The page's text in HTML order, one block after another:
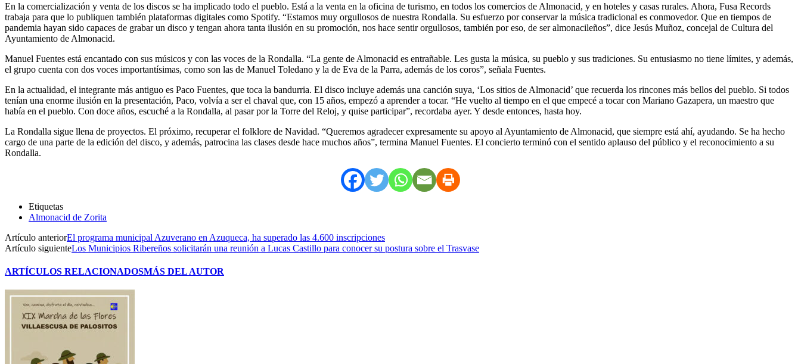
En la comercialización y venta de los discos se ha implicado todo el pueblo. Está a la venta en la oficina de turismo, en todos los comercios de Almonacid, y en hoteles y casas rurales. Ahora, Fusa Records
trabaja para que lo publiquen también plataformas digitales como Spotify. “Estamos muy orgullosos de nuestra Rondalla. Su esfuerzo por conservar la música tradicional es conmovedor. Que en tiempos de
pandemia hayan sido capaces de grabar un disco y tengan ahora tanta ilusión en su promoción, nos hace sentir orgullosos, también por eso, de ser almonacileños”, dice Jesús Muñoz, concejal de Cultura del
Ayuntamiento de Almonacid.
Manuel Fuentes está encantado con sus músicos y con las voces de la Rondalla. “La gente de Almonacid es entrañable. Les gusta la música, su pueblo y sus tradiciones. Su entusiasmo no tiene límites, y además,
el grupo cuenta con dos voces importantísimas, como son las de Manuel Toledano y la de Eva de la Parra, además de los coros”, señala Fuentes.
En la actualidad, el integrante más antiguo es Paco Fuentes, que toca la bandurria. El disco incluye además una canción suya, ‘Los sitios de Almonacid’ que recuerda los rincones más bellos del pueblo. Si todos
tenían una enorme ilusión en la presentación, Paco, volvía a ser el chaval que, con 15 años, empezó a aprender a tocar. “He vuelto al tiempo en el que empecé a tocar con Mariano Gazapera, un maestro que
había en el pueblo. Con doce años, escuché a la Rondalla, al pasar por la Torre del Reloj, y quise participar”, recordaba ayer. Y desde entonces, hasta hoy.
La Rondalla sigue llena de proyectos. El próximo, recuperar el folklore de Navidad. “Queremos agradecer expresamente su apoyo al Ayuntamiento de Almonacid, que siempre está ahí, ayudando. Se ha hecho
cargo de una parte de la edición del disco, y además, patrocina las clases desde hace muchos años”, termina Manuel Fuentes. El concierto terminó con el sentido aplauso del público y el reconocimiento a su
Rondalla.
Etiquetas
Almonacid de Zorita
Artículo anteriorEl programa municipal Azuverano en Azuqueca, ha superado las 4.600 inscripciones
Artículo siguienteLos Municipios Ribereños solicitarán una reunión a Lucas Castillo para conocer su postura sobre el Trasvase
ARTÍCULOS RELACIONADOSMÁS DEL AUTOR